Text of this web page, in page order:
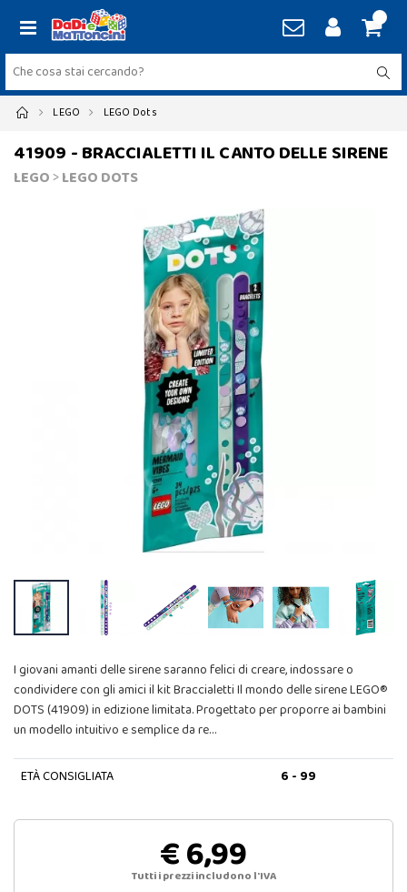
LEGO LEGO Dots
41909 - BRACCIALETTI IL CANTO DELLE SIRENE
LEGO>LEGO DOTS
I giovani amanti delle sirene saranno felici di creare, indossare o
condividere con gli amici il kit Braccialetti Il mondo delle sirene LEGO®
DOTS (41909) in edizione limitata. Progettato per proporre ai bambini
un modello intuitivo e semplice da re…
ETÀ CONSIGLIATA 6 - 99
€ 6,99
Tutti i prezzi includono l'IVA